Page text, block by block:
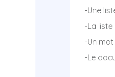
-Une
-La
-Un
-Le